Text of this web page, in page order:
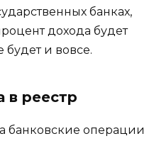
банках,
дохода будет
и вовсе.
в реестр
банковские операции